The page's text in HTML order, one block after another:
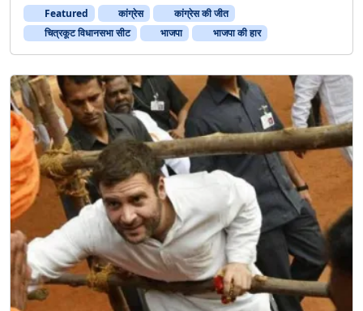
Featured कांग्रेस
कांग्रेस की जीत
चित्रकूट विधानसभा सीट
भाजपा भाजपा की हार